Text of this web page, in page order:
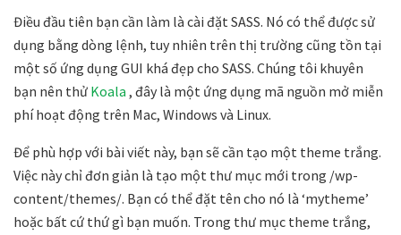
Điều đầu tiên bạn cần làm là cài đặt SASS. Nó có thể được sử
dụng bằng dòng lệnh, tuy nhiên trên thị trường cũng tồn tại
một số ứng dụng GUI khá đẹp cho SASS. Chúng tôi khuyên
bạn nên thử Koala , đây là một ứng dụng mã nguồn mở miễn
phí hoạt động trên Mac, Windows và Linux.
Để phù hợp với bài viết này, bạn sẽ cần tạo một theme trắng.
Việc này chỉ đơn giản là tạo một thư mục mới trong /wp-
content/themes/. Bạn có thể đặt tên cho nó là ‘mytheme’
hoặc bất cứ thứ gì bạn muốn. Trong thư mục theme trắng,